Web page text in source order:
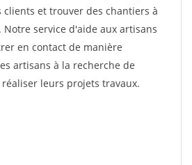
et trouver des chantiers à
service d'aide aux artisans
en contact de manière
artisans à la recherche de
leurs projets travaux.